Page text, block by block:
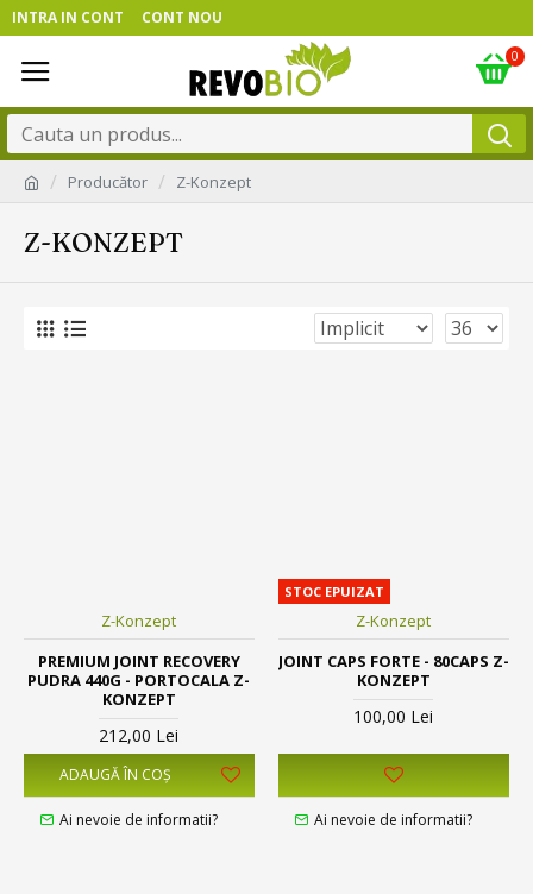
INTRA IN CONT CONT NOU
0
Producător Z-Konzept
Z-KONZEPT
Z-Konzept
PREMIUM JOINT RECOVERY
PUDRA 440G - PORTOCALA Z-
KONZEPT
212,00 Lei
ADAUGĂ ÎN COŞ
Ai nevoie de informatii?
STOC EPUIZAT
Z-Konzept
JOINT CAPS FORTE - 80CAPS Z-
KONZEPT
100,00 Lei
Ai nevoie de informatii?